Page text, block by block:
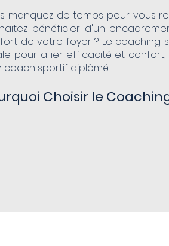
manquez de temps pour vous
bénéficier d'un
de votre foyer ? Le coaching
pour allier efficacité et
coach sportif diplômé.
Choisir le